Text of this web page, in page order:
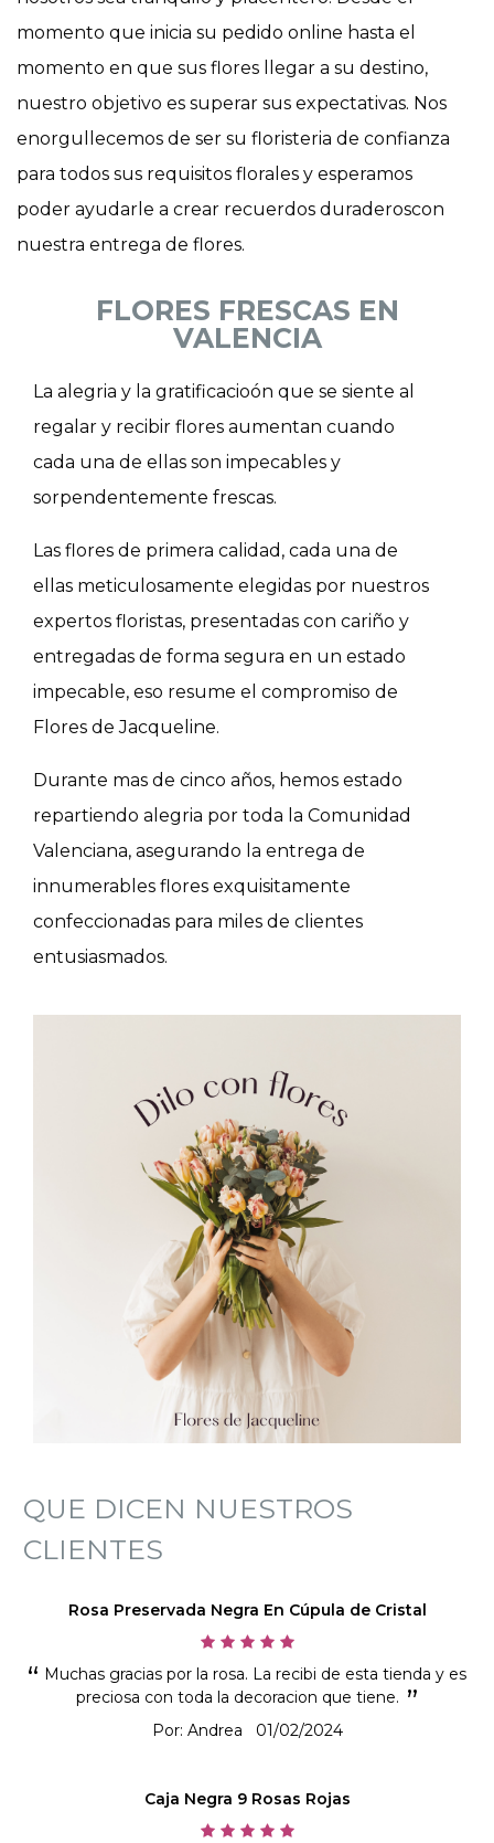
momento que inicia su pedido online hasta el
momento en que sus flores llegar a su destino,
nuestro objetivo es superar sus expectativas. Nos
enorgullecemos de ser su floristeria de confianza
para todos sus requisitos florales y esperamos
poder ayudarle a crear recuerdos duraderoscon
nuestra entrega de flores.
FLORES FRESCAS EN
VALENCIA
La alegria y la gratificacioón que se siente al
regalar y recibir flores aumentan cuando
cada una de ellas son impecables y
sorpendentemente frescas.
Las flores de primera calidad, cada una de
ellas meticulosamente elegidas por nuestros
expertos floristas, presentadas con cariño y
entregadas de forma segura en un estado
impecable, eso resume el compromiso de
Flores de Jacqueline.
Durante mas de cinco años, hemos estado
repartiendo alegria por toda la Comunidad
Valenciana, asegurando la entrega de
innumerables flores exquisitamente
confeccionadas para miles de clientes
entusiasmados.
QUE DICEN NUESTROS
CLIENTES
Rosa Preservada Negra En Cúpula de Cristal
Muchas gracias por la rosa. La recibi de esta tienda y es
preciosa con toda la decoracion que tiene.
Por: Andrea
01/02/2024
Caja Negra 9 Rosas Rojas